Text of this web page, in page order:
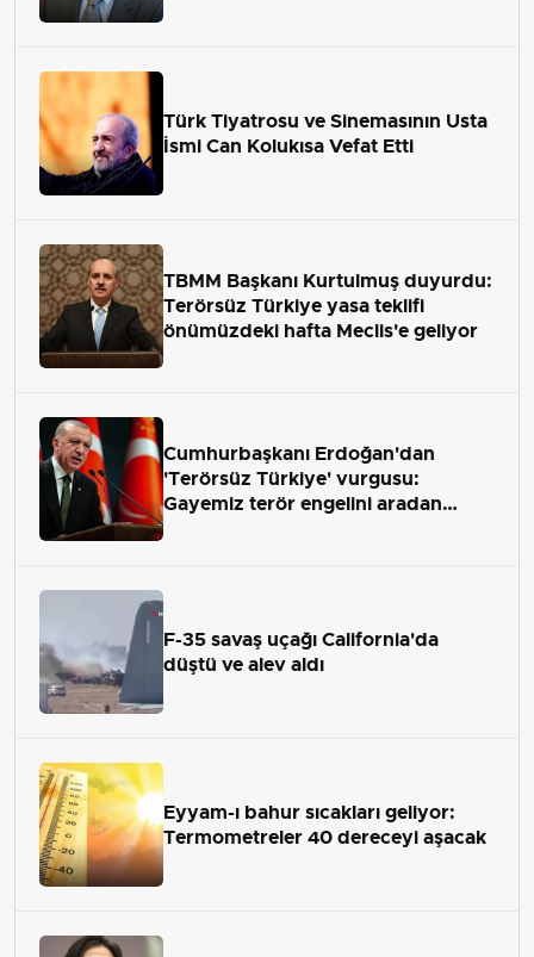
Türk Tiyatrosu ve Sinemasının Usta
İsmi Can Kolukısa Vefat Etti
TBMM Başkanı Kurtulmuş duyurdu:
Terörsüz Türkiye yasa teklifi
önümüzdeki hafta Meclis'e geliyor
Cumhurbaşkanı Erdoğan'dan
'Terörsüz Türkiye' vurgusu:
Gayemiz terör engelini aradan
F-35 savaş uçağı California'da
düştü ve alev aldı
Eyyam-ı bahur sıcakları geliyor:
Termometreler 40 dereceyi aşacak